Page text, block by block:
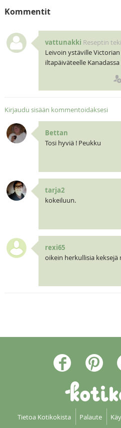
Kommentit
vattunakki Reseptin
Leivoin ystäville
iltapäiväteelle
Kirjaudu sisään kommentoidaksesi
Bettan
Tosi hyviä ! Peukku
tarja2
kokeiluun.
rexi65
oikein herkullisia keksejä
Tietoa Kotikokista Palaute